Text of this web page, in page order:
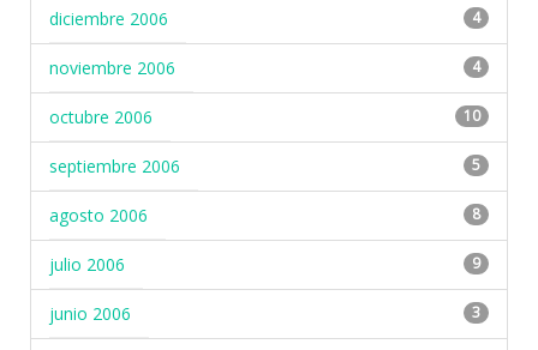
diciembre 2006 4
noviembre 2006 4
octubre 2006 10
septiembre 2006 5
agosto 2006 8
julio 2006 9
junio 2006 3